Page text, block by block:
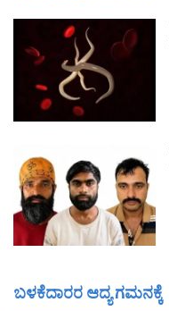
ಬಳಕೆದಾರರ ಆದ್ಯ ಗಮನಕ್ಕೆ